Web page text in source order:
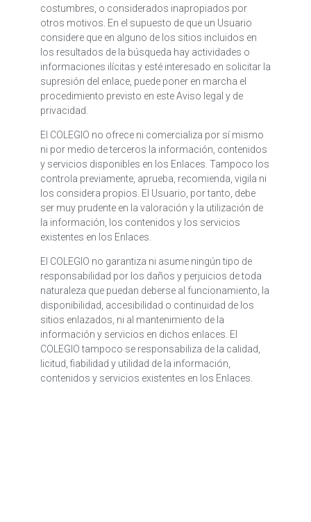
costumbres, o considerados inapropiados por
otros motivos. En el supuesto de que un Usuario
considere que en alguno de los sitios incluidos en
los resultados de la búsqueda hay actividades o
informaciones ilícitas y esté interesado en solicitar la
supresión del enlace, puede poner en marcha el
procedimiento previsto en este Aviso legal y de
privacidad.
El COLEGIO no ofrece ni comercializa por sí mismo
ni por medio de terceros la información, contenidos
y servicios disponibles en los Enlaces. Tampoco los
controla previamente, aprueba, recomienda, vigila ni
los considera propios. El Usuario, por tanto, debe
ser muy prudente en la valoración y la utilización de
la información, los contenidos y los servicios
existentes en los Enlaces.
El COLEGIO no garantiza ni asume ningún tipo de
responsabilidad por los daños y perjuicios de toda
naturaleza que puedan deberse al funcionamiento, la
disponibilidad, accesibilidad o continuidad de los
sitios enlazados, ni al mantenimiento de la
información y servicios en dichos enlaces. El
COLEGIO tampoco se responsabiliza de la calidad,
licitud, fiabilidad y utilidad de la información,
contenidos y servicios existentes en los Enlaces.